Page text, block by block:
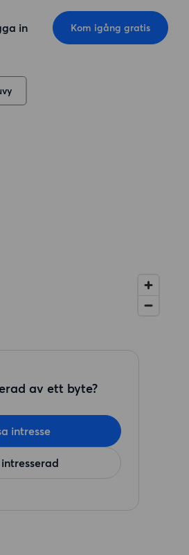
in Kom igång gratis
av ett byte?
intresse